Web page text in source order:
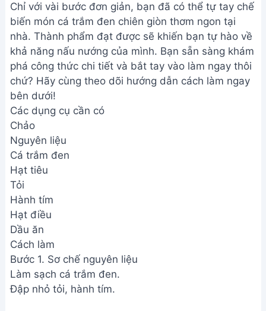
Chỉ với vài bước đơn giản, bạn đã có thể tự tay chế
biến món cá trắm đen chiên giòn thơm ngon tại
nhà. Thành phẩm đạt được sẽ khiến bạn tự hào về
khả năng nấu nướng của mình. Bạn sẵn sàng khám
phá công thức chi tiết và bắt tay vào làm ngay thôi
chứ? Hãy cùng theo dõi hướng dẫn cách làm ngay
bên dưới!
Các dụng cụ cần có
Chảo
Nguyên liệu
Cá trắm đen
Hạt tiêu
Tỏi
Hành tím
Hạt điều
Dầu ăn
Cách làm
Bước 1. Sơ chế nguyên liệu
Làm sạch cá trắm đen.
Đập nhỏ tỏi, hành tím.